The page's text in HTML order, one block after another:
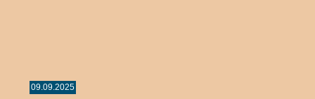
09.09.2025